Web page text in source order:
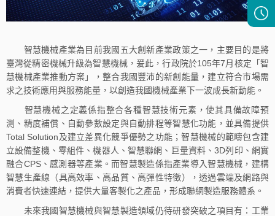
智慧機械產業為目前我國五大創新產業政策之一，主要目的是將
臺灣從精密機械升級為智慧機械，爰此，行政院於105年7月核定「智
慧機械產業推動方案」，整合我國豐沛的新創能量，建立符合市場需
求之技術應用與服務能量，以創造我國機械產業下一波成長新動能。
智慧機械之定義係指整合各種智慧技術元素，使其具備故障預
測、精度補償、自動參數設定與自動排程等智慧化功能，並具備提供
Total Solution及建立差異化競爭優勢之功能；智慧機械的範疇包含建
立設備整機、零組件、機器人、智慧聯網、巨量資料、3D列印、網實
融合CPS、感測器等產業。而智慧製造係指產業導入智慧機械，建構
智慧生產線（具高效率、高品質、高彈性特徵），透過雲端及網路與
消費者快速連結，提供大量客製化之產品，形成聯網製造服務體系。
未來我國智慧機械與智慧製造領域仍待研發突破之項目有：工業